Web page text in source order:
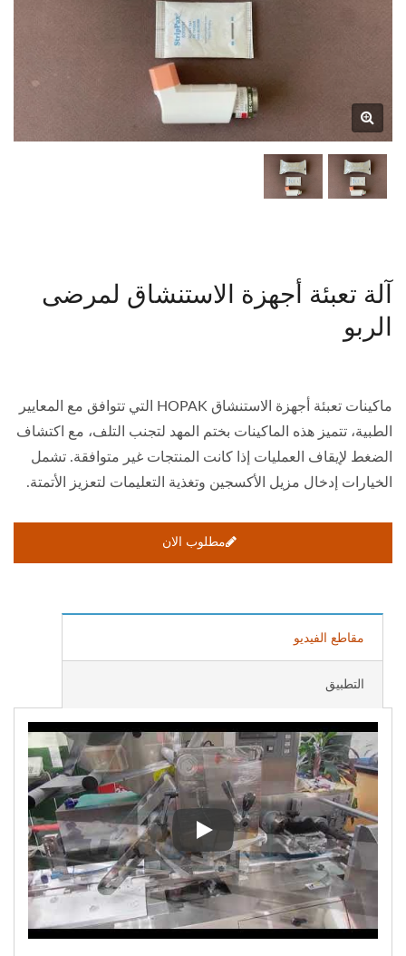
آلة تعبئة أجهزة الاستنشاق لمرضى
الربو
ماكينات تعبئة أجهزة الاستنشاق HOPAK التي تتوافق مع المعايير
الطبية، تتميز هذه الماكينات بختم المهد لتجنب التلف، مع اكتشاف
الضغط لإيقاف العمليات إذا كانت المنتجات غير متوافقة. تشمل
الخيارات إدخال مزيل الأكسجين وتغذية التعليمات لتعزيز الأتمتة.
مطلوب الان
مقاطع الفيديو
التطبيق
آلة تعبئة أجهزة الاستنشاق لمرضى